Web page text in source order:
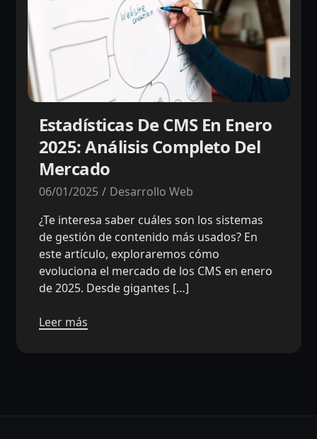
Estadísticas De CMS En Enero
2025: Análisis Completo Del
Mercado
06/01/2025
Desarrollo Web
¿Te interesa saber cuáles son los sistemas
de gestión de contenido más usados? En
este artículo, exploraremos cómo
evoluciona el mercado de los CMS en enero
de 2025. Desde gigantes […]
Leer más